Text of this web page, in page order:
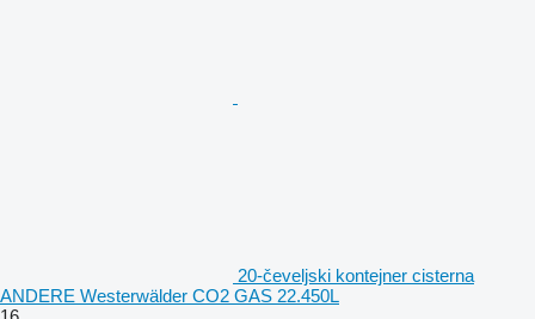
20-čeveljski kontejner cisterna
ANDERE Westerwälder CO2 GAS 22.450L